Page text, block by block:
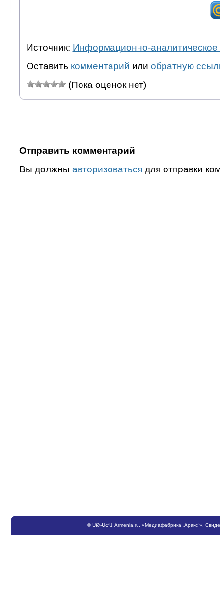
Источник: Информационно-аналитическое
Оставить комментарий или обратную
(Пока оценок нет)
Отправить комментарий
Вы должны авторизоваться для отправки
©ՍԹ-ՍԺԱ Armenia.ru , «Медиафабрика „Аракс“».